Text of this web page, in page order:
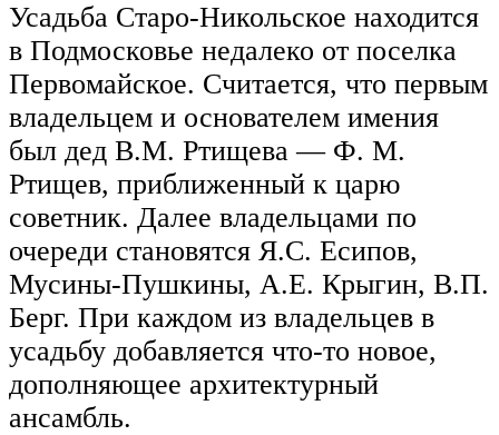
Усадьба Старо-Никольское находится
в Подмосковье недалеко от поселка
Первомайское. Считается, что первым
владельцем и основателем имения
был дед В.М. Ртищева — Ф. М.
Ртищев, приближенный к царю
советник. Далее владельцами по
очереди становятся Я.С. Есипов,
Мусины-Пушкины, А.Е. Крыгин, В.П.
Берг. При каждом из владельцев в
усадьбу добавляется что-то новое,
дополняющее архитектурный
ансамбль.